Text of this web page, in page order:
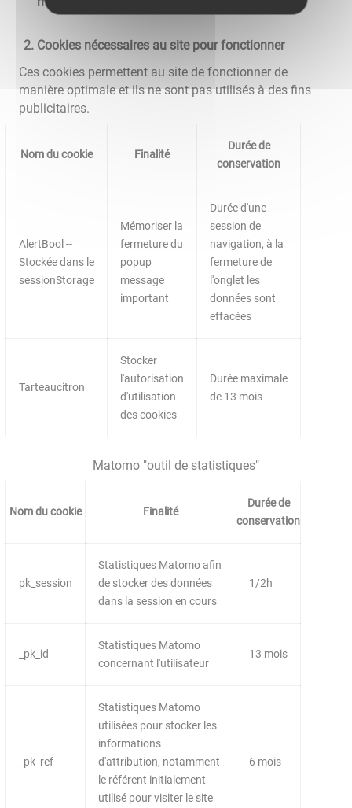
Cookies nécessaires au site pour fonctionner
Ces cookies permettent au site de fonctionner de
manière optimale et ils ne sont pas utilisés à des fins
publicitaires.
Nom du cookie Finalité
Durée de
conservation
AlertBool --
Stockée dans le
sessionStorage
Mémoriser la
fermeture du
popup
message
important
Durée d'une
session de
navigation, à la
fermeture de
l'onglet les
données sont
effacées
Tarteaucitron
Stocker
l'autorisation
d'utilisation
des cookies
Durée maximale
de 13 mois
Matomo "outil de statistiques"
Nom du cookie Finalité
Durée de
conservation
pk_session
Statistiques Matomo afin
de stocker des données
dans la session en cours
1/2h
_pk_id
Statistiques Matomo
concernant l'utilisateur
13 mois
_pk_ref
Statistiques Matomo
utilisées pour stocker les
informations
d'attribution, notamment
le référent initialement
utilisé pour visiter le site
6 mois